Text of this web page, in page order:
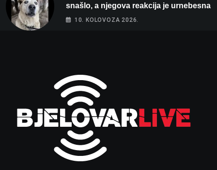
snašlo, a njegova reakcija je urnebesna
10. KOLOVOZA 2026.